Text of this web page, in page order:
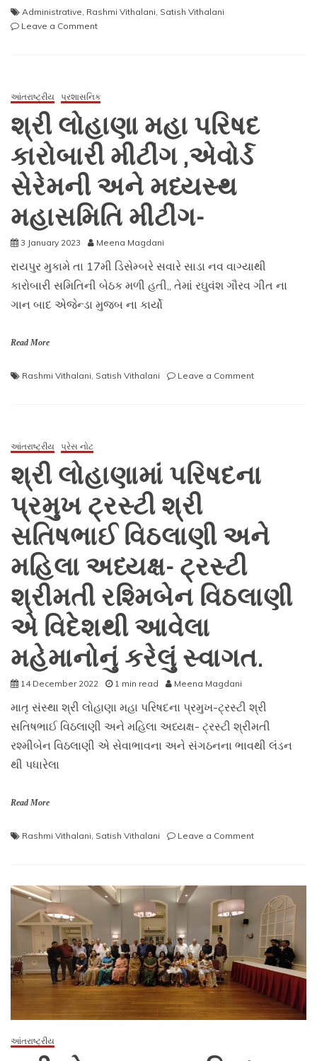
Administrative, Rashmi Vithalani, Satish Vithalani
Leave a Commenton
આંતરાષ્ટ્રીય પ્રશાસનિક
શ્રી લોહાણા મહા પરિષદ
કારોબારી મીટીંગ ,એવોર્ડ
સેરેમની અને મધ્યસ્થ
મહાસમિતિ મીટીંગ-
3 January 2023 Meena Magdani
રાયપુર મુકામે તા 17મી ડિસેમ્બરે સવારે સાડા નવ વાગ્યાથી
કારોબારી સમિતિની બેઠક મળી હતી,, તેમાં રઘુવંશ ગૌરવ ગીત ના
ગાન બાદ એજેન્ડા મુજબ ના કાર્યો
Read More
Rashmi Vithalani, Satish Vithalani Leave a Commenton
મહાસમિતિ
મીટીંગ-
આંતરાષ્ટ્રીય પ્રેસ નોટ
શ્રી લોહાણામાં પરિષદના
પ્રમુખ ટ્રસ્ટી શ્રી
સતિષભાઈ વિઠલાણી અને
મહિલા અધ્યક્ષ- ટ્રસ્ટી
શ્રીમતી રશ્મિબેન વિઠલાણી
એ વિદેશથી આવેલા
મહેમાનોનું કરેલું સ્વાગત.
14 December 2022 1 min read Meena Magdani
માતૃ સંસ્થા શ્રી લોહાણા મહા પરિષદના પ્રમુખ-ટ્રસ્ટી શ્રી
સતિષભાઈ વિઠલાણી અને મહિલા અધ્યક્ષ- ટ્રસ્ટી શ્રીમતી
રશ્મીબેન વિઠલાણી એ સેવાભાવના અને સંગઠનના ભાવથી લંડન
થી પધારેલા
Read More
Rashmi Vithalani, Satish Vithalani Leave a Commenton
ટ્રસ્ટી
સતિષભાઈ
વિઠલાણી
અને
મહિલા
અધ્યક્ષ-
ટ્રસ્ટી
શ્રીમતી
આંતરાષ્ટ્રીય